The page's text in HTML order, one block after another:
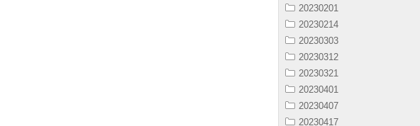
20230201
20230214
20230303
20230312
20230321
20230401
20230407
20230417